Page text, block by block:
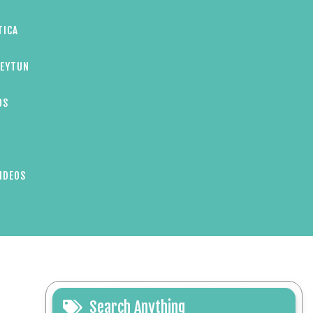
Search Anything